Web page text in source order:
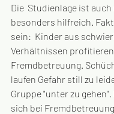
Die  Studienlage ist
besonders hilfreich.
sein:  Kinder aus
Verhältnissen
Fremdbetreuung.
laufen Gefahr still zu
Gruppe "unter zu
sich bei